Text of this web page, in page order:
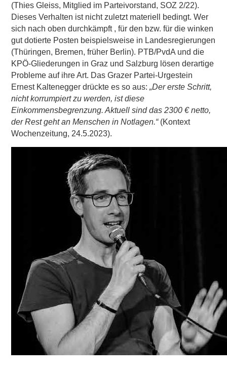
(Thies Gleiss, Mitglied im Parteivorstand, SOZ 2/22).
Dieses Verhalten ist nicht zuletzt materiell bedingt. Wer
sich nach oben durchkämpft , für den bzw. für die winken
gut dotierte Posten beispielsweise in Landesregierungen
(Thüringen, Bremen, früher Berlin). PTB/PvdA und die
KPÖ-Gliederungen in Graz und Salzburg lösen derartige
Probleme auf ihre Art. Das Grazer Partei-Urgestein
Ernest Kaltenegger drückte es so aus:„Der erste Schritt,
nicht korrumpiert zu werden, ist diese
Einkommensbegrenzung. Aktuell sind das 2300 € netto,
der Rest geht an Menschen in Notlagen.“(Kontext
Wochenzeitung, 24.5.2023).